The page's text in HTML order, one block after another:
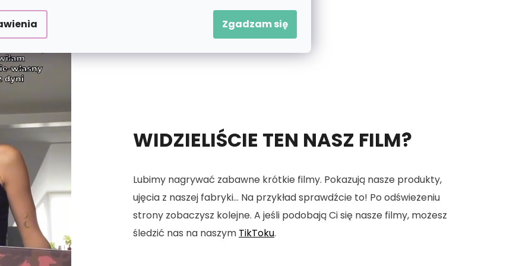
Zgadzam się
WIDZIELIŚCIE TEN NASZ FILM?
Lubimy nagrywać zabawne krótkie filmy. Pokazują nasze produkty,
ujęcia z naszej fabryki... Na przykład sprawdźcie to! Po odświeżeniu
strony zobaczysz kolejne. A jeśli podobają Ci się nasze filmy, możesz
śledzić nas na naszym TikToku.